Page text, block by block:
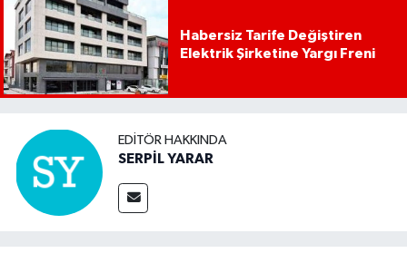
Habersiz Tarife Değiştiren
Elektrik Şirketine Yargı Freni
EDITÖR HAKKINDA
SERPİL YARAR